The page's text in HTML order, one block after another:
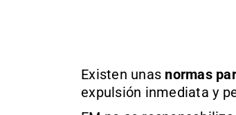
Existen unas normas
expulsión inmediata y